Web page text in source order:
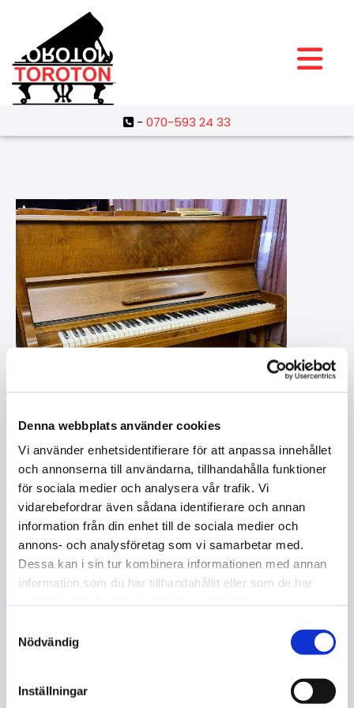
Denna webbplats använder cookies
Vi använder enhetsidentifierare för att anpassa innehållet
och annonserna till användarna, tillhandahålla funktioner
för sociala medier och analysera vår trafik. Vi
vidarebefordrar även sådana identifierare och annan
information från din enhet till de sociala medier och
annons- och analysföretag som vi samarbetar med.
Dessa kan i sin tur kombinera informationen med annan
information som du har tillhandahållit eller som de har
Nödvändig
Inställningar
- 070-593 24 33
GROTRIAN STEINWEG 120
I lager
Storlek : 120 cm
Tangenter : 88